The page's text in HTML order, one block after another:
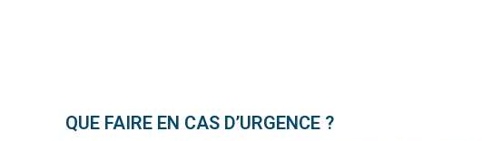
QUE FAIRE EN CAS D’URGENCE ?